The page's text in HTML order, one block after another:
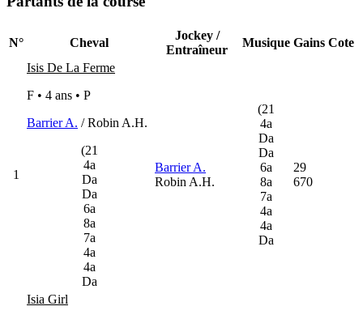
N° Cheval
Jockey /
Entraîneur
Musique Gains Cote
1
Isis De La Ferme
F • 4 ans • P
Barrier A. / Robin A.H.
(21
4a
Da
Da
6a
8a
7a
4a
4a
Da
Barrier A.
Robin A.H.
(21
4a
Da
Da
6a
8a
7a
4a
4a
Da
29
670
Isia Girl